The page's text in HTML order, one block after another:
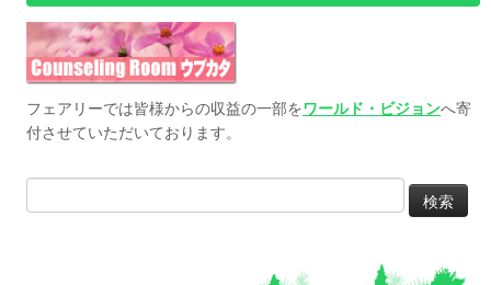
フェアリーでは皆様からの収益の一部をワールド・ビジョンへ寄
付させていただいております。
検
索: